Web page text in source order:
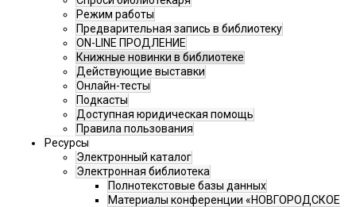
Режим работы
Предварительная запись в библиотеку
ON-LINE ПРОДЛЕНИЕ
Книжные новинки в библиотеке
Действующие выставки
Онлайн-тесты
Подкасты
Доступная юридическая помощь
Правила пользования
Ресурсы
Электронный каталог
Электронная библиотека
Полнотекстовые базы данных
Материалы конференции «НОВГОРОДСКОЕ